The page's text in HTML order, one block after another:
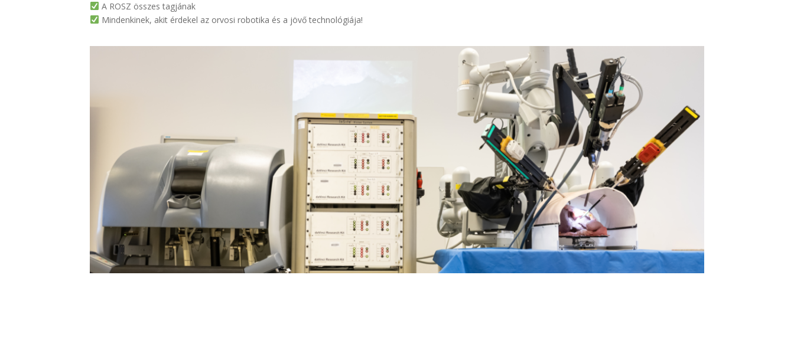
A ROSZ összes tagjának
Mindenkinek, akit érdekel az orvosi robotika és a jövő technológiája!